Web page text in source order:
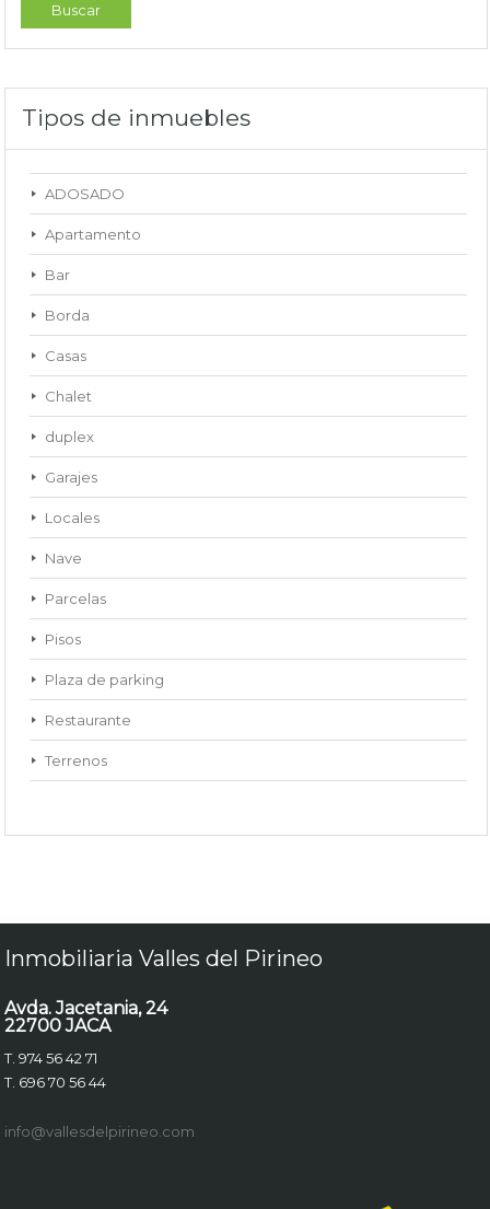
Tipos de inmuebles
ADOSADO
Apartamento
Bar
Borda
Casas
Chalet
duplex
Garajes
Locales
Nave
Parcelas
Pisos
Plaza de parking
Restaurante
Terrenos
Inmobiliaria Valles del Pirineo
Avda. Jacetania, 24
22700 JACA
T. 974 56 42 71
T. 696 70 56 44
info@vallesdelpirineo.com